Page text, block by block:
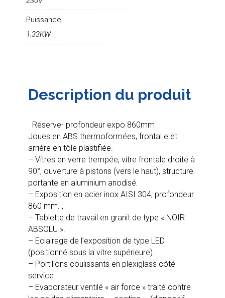
Puissance
1.33KW
Description du produit
Réserve- profondeur expo 860mm
Joues en ABS thermoformées, frontal e et
arrière en tôle plastifiée.
– Vitres en verre trempée, vitre frontale droite à
90°, ouverture à pistons (vers le haut), structure
portante en aluminium anodisé.
– Exposition en acier inox AISI 304, profondeur
860 mm. ,
– Tablette de travail en granit de type « NOIR
ABSOLU ».
– Eclairage de l’exposition de type LED
(positionné sous la vitre supérieure).
– Portillons coulissants en plexiglass côté
service.
– Evaporateur ventilé « air force » traité contre